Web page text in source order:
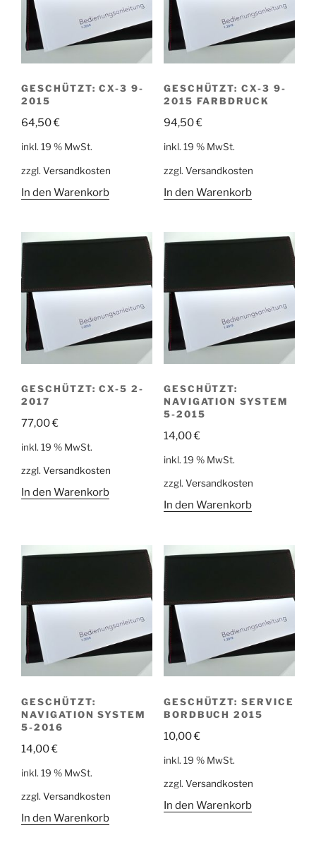
GESCHÜTZT: CX-3 9-
2015
64,50€
inkl. 19 % MwSt.
zzgl. Versandkosten
In den Warenkorb
GESCHÜTZT: CX-3 9-
2015 FARBDRUCK
94,50€
inkl. 19 % MwSt.
zzgl. Versandkosten
In den Warenkorb
GESCHÜTZT: CX-5 2-
2017
77,00€
inkl. 19 % MwSt.
zzgl. Versandkosten
In den Warenkorb
GESCHÜTZT:
NAVIGATION SYSTEM
5-2015
14,00€
inkl. 19 % MwSt.
zzgl. Versandkosten
In den Warenkorb
GESCHÜTZT:
NAVIGATION SYSTEM
5-2016
14,00€
inkl. 19 % MwSt.
zzgl. Versandkosten
In den Warenkorb
GESCHÜTZT: SERVICE
BORDBUCH 2015
10,00€
inkl. 19 % MwSt.
zzgl. Versandkosten
In den Warenkorb